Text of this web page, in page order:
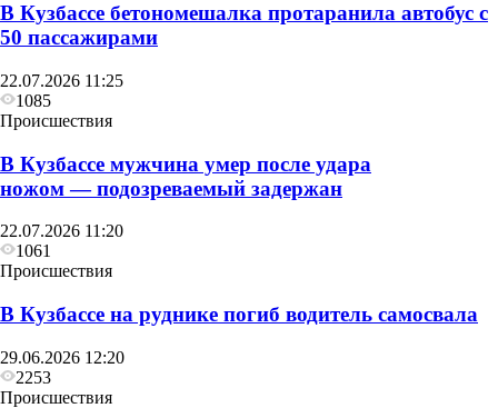
В Кузбассе бетономешалка протаранила автобус с
50 пассажирами
22.07.2026 11:25
1085
Происшествия
В Кузбассе мужчина умер после удара
ножом — подозреваемый задержан
22.07.2026 11:20
1061
Происшествия
В Кузбассе на руднике погиб водитель самосвала
29.06.2026 12:20
2253
Происшествия